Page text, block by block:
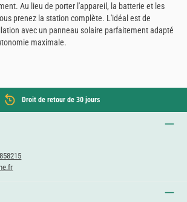
Au lieu de porter l'appareil, la batterie et les
prenez la station complète. L'idéal est de
avec un panneau solaire parfaitement adapté
maximale.
Droit de retour de 30 jours